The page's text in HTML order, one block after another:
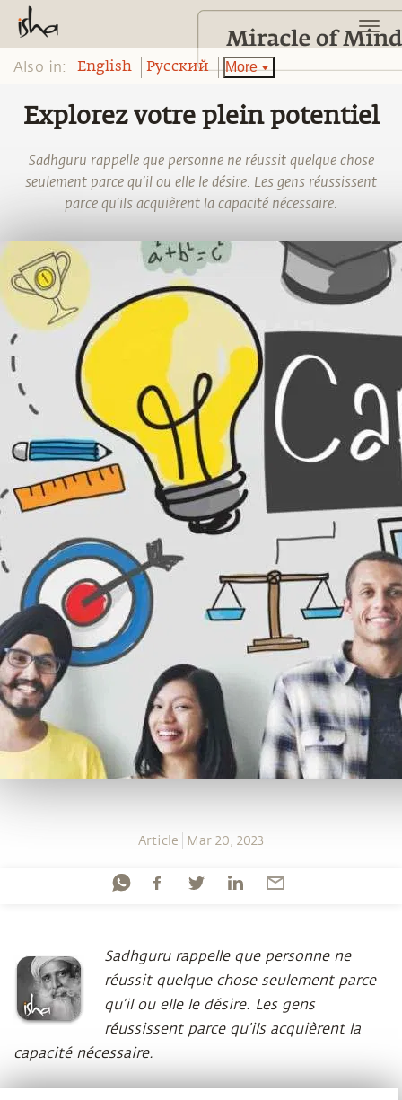
Also in: English Pусский More
Explorez votre plein potentiel
Sadhguru rappelle que personne ne réussit quelque chose
seulement parce qu’il ou elle le désire. Les gens réussissent
parce qu’ils acquièrent la capacité nécessaire.
Article Mar 20, 2023
Sadhguru rappelle que personne ne
réussit quelque chose seulement parce
qu’il ou elle le désire. Les gens
réussissent parce qu’ils acquièrent la
capacité nécessaire.